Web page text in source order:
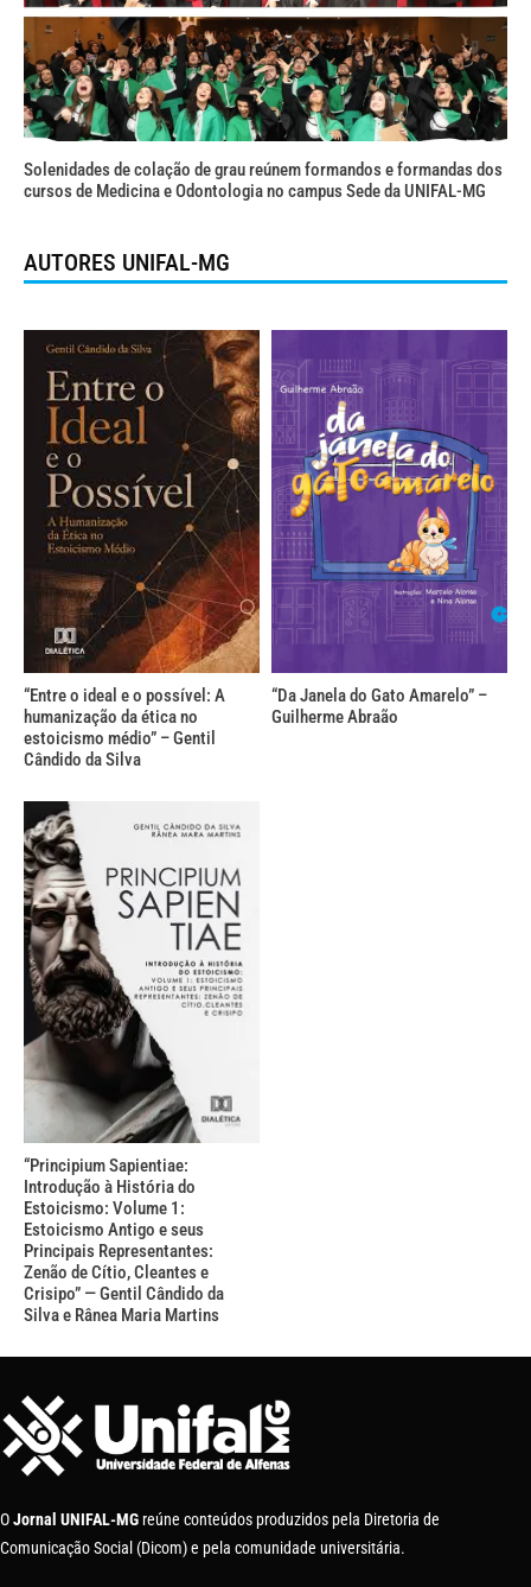
Solenidades de colação de grau reúnem formandos e formandas dos
cursos de Medicina e Odontologia no campus Sede da UNIFAL-MG
AUTORES UNIFAL-MG
“Entre o ideal e o possível: A
humanização da ética no
estoicismo médio” – Gentil
Cândido da Silva
“Da Janela do Gato Amarelo” –
Guilherme Abraão
“Principium Sapientiae:
Introdução à História do
Estoicismo: Volume 1:
Estoicismo Antigo e seus
Principais Representantes:
Zenão de Cítio, Cleantes e
Crisipo” — Gentil Cândido da
Silva e Rânea Maria Martins
OJornal UNIFAL-MG reúne conteúdos produzidos pela Diretoria de
Comunicação Social (Dicom) e pela comunidade universitária.